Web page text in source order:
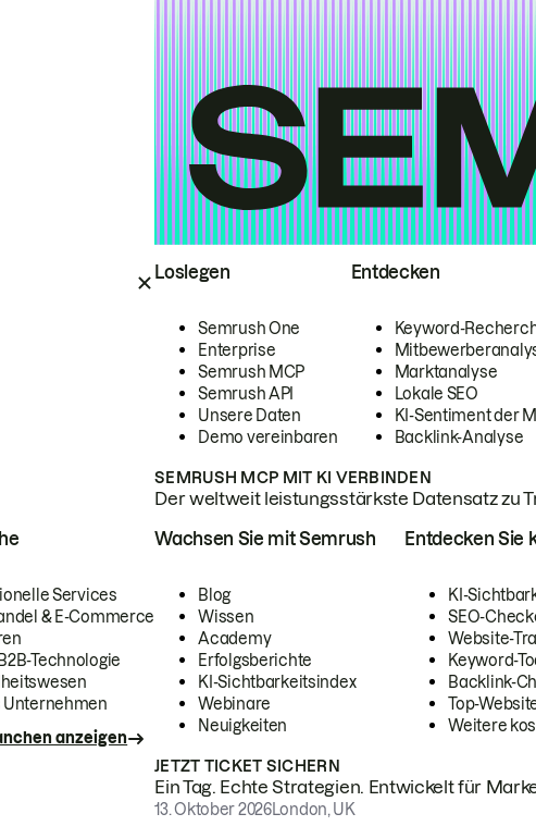
Loslegen
Semrush One
Enterprise
Semrush MCP
Semrush API
Unsere Daten
Demo vereinbaren
Entdecken
Keyword-
Marktanalyse
Lokale SEO
KI-Sentiment der
Backlink-Analyse
SEMRUSH MCP MIT KI VERBINDEN
Der weltweit leistungsstärkste Datensatz zu
Services
& E-Commerce
Technologie
Unternehmen
anzeigen
Wachsen Sie mit Semrush
Blog
Wissen
Academy
Erfolgsberichte
KI-Sichtbarkeitsindex
Webinare
Neuigkeiten
Entdecken Sie
KI-
SEO-
Website-
Keyword-
Backlink-
Top-
Weitere
JETZT TICKET SICHERN
Ein Tag. Echte Strategien. Entwickelt für
13. Oktober 2026London, UK